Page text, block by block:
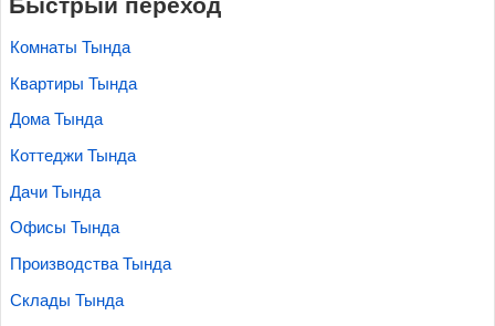
Быстрый переход
Комнаты Тында
Квартиры Тында
Дома Тында
Коттеджи Тында
Дачи Тында
Офисы Тында
Производства Тында
Склады Тында